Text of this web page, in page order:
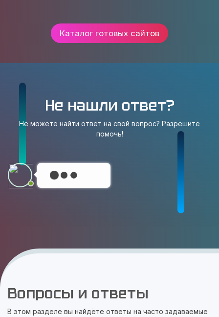
Каталог готовых сайтов
Не нашли ответ?
Не можете найти ответ на свой вопрос? Разрешите
помочь!
Вопросы и ответы
В этом разделе вы найдёте ответы на часто задаваемые